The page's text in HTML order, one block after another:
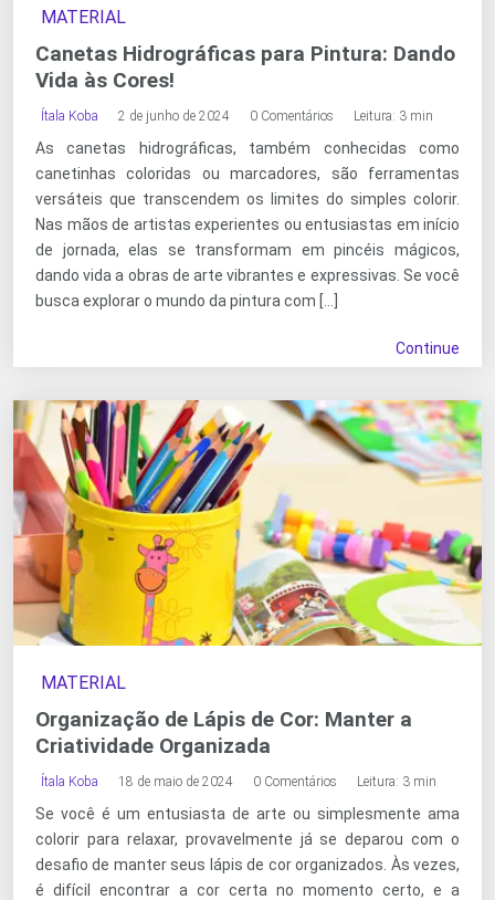
MATERIAL
Canetas Hidrográficas para Pintura: Dando
Vida às Cores!
Ítala Koba 2 de junho de 2024 0 Comentários Leitura: 3 min
As canetas hidrográficas, também conhecidas como
canetinhas coloridas ou marcadores, são ferramentas
versáteis que transcendem os limites do simples colorir.
Nas mãos de artistas experientes ou entusiastas em início
de jornada, elas se transformam em pincéis mágicos,
dando vida a obras de arte vibrantes e expressivas. Se você
busca explorar o mundo da pintura com […]
Continue
MATERIAL
Organização de Lápis de Cor: Manter a
Criatividade Organizada
Ítala Koba 18 de maio de 2024 0 Comentários Leitura: 3 min
Se você é um entusiasta de arte ou simplesmente ama
colorir para relaxar, provavelmente já se deparou com o
desafio de manter seus lápis de cor organizados. Às vezes,
é difícil encontrar a cor certa no momento certo, e a